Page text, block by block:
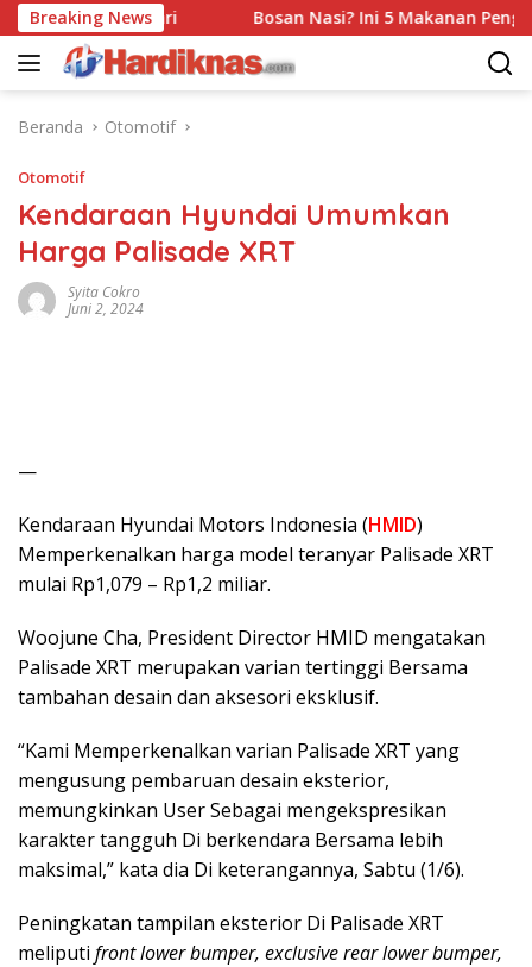
Langsung
ke
konten
Breaking News
Singhasari Bosan Nasi? Ini 5 Makanan Pengganti
Beranda Otomotif
Otomotif
Kendaraan Hyundai Umumkan
Harga Palisade XRT
Syita Cokro
Juni 2, 2024
—
Kendaraan Hyundai Motors Indonesia (HMID)
Memperkenalkan harga model teranyar Palisade XRT
mulai Rp1,079 – Rp1,2 miliar.
Woojune Cha, President Director HMID mengatakan
Palisade XRT merupakan varian tertinggi Bersama
tambahan desain dan aksesori eksklusif.
“Kami Memperkenalkan varian Palisade XRT yang
mengusung pembaruan desain eksterior,
memungkinkan User Sebagai mengekspresikan
karakter tangguh Di berkendara Bersama lebih
maksimal,” kata dia Di keterangannya, Sabtu (1/6).
Peningkatan tampilan eksterior Di Palisade XRT
meliputi front lower bumper, exclusive rear lower bumper,